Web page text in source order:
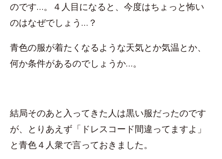
のです…。４人目になると、今度はちょっと怖い
のはなぜでしょう…？
青色の服が着たくなるような天気とか気温とか、
何か条件があるのでしょうか…。
結局そのあと入ってきた人は黒い服だったのです
が、とりあえず「ドレスコード間違ってますよ」
と青色４人衆で言っておきました。